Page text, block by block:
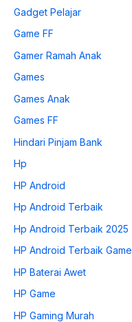
Gadget Pelajar
Game FF
Gamer Ramah Anak
Games
Games Anak
Games FF
Hindari Pinjam Bank
Hp
HP Android
Hp Android Terbaik
Hp Android Terbaik 2025
HP Android Terbaik Game
HP Baterai Awet
HP Game
HP Gaming Murah